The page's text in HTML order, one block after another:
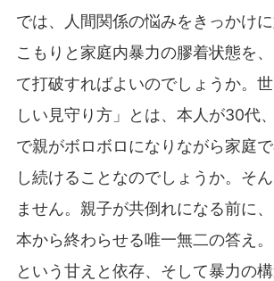
では、人間関係の悩みをきっかけ
こもりと家庭内暴力の膠着状態を
て打破すればよいのでしょうか。
しい見守り方」とは、本人が30代
で親がボロボロになりながら家庭
し続けることなのでしょうか。そ
ません。親子が共倒れになる前に
本から終わらせる唯一無二の答え
という甘えと依存、そして暴力の